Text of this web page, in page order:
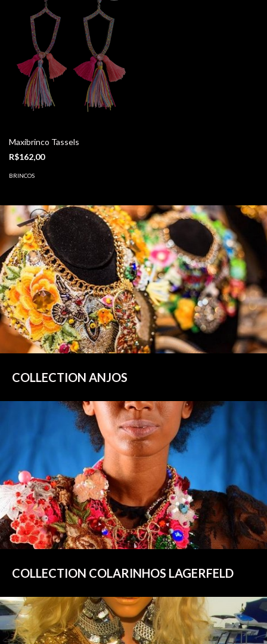
Maxibrinco Tassels
R$162,00
BRINCOS
COLLECTION ANJOS
COLLECTION COLARINHOS LAGERFELD